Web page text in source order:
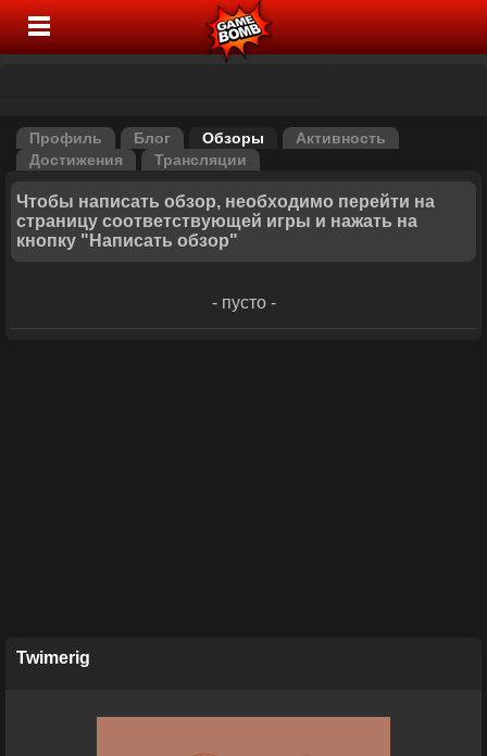
Профиль Блог Обзоры
Активность
Достижения
Трансляции
Чтобы написать обзор, необходимо перейти на
страницу соответствующей игры и нажать на
кнопку "Написать обзор"
- пусто -
Twimerig